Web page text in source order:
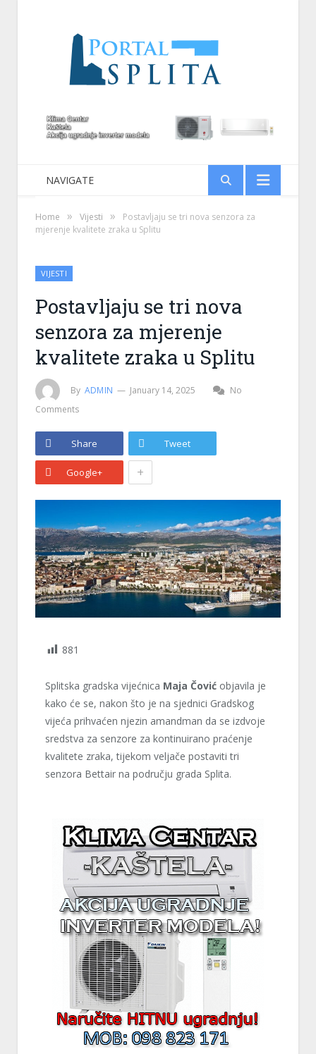
NAVIGATE
Home » Vijesti »
Postavljaju se tri nova senzora za
mjerenje kvalitete zraka u Splitu
VIJESTI
Postavljaju se tri nova
senzora za mjerenje
kvalitete zraka u Splitu
By ADMIN January 14, 2025
No
Comments
Share Tweet
Google+ +
881
Splitska gradska vijećnica Maja Čovićobjavila je
kako će se, nakon što je na sjednici Gradskog
vijeća prihvaćen njezin amandman da se izdvoje
sredstva za senzore za kontinuirano praćenje
kvalitete zraka, tijekom veljače postaviti tri
senzora Bettair na području grada Splita.